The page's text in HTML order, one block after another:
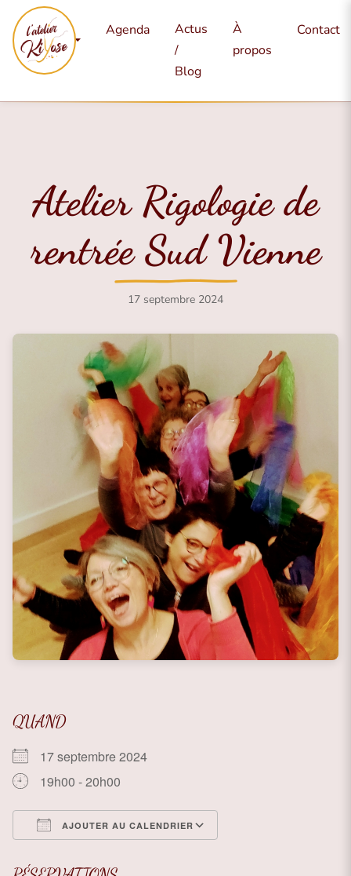
Mes
services
Agenda
Actus
/
Blog
À
propos
Contact
Atelier Rigologie de
rentrée Sud Vienne
17 septembre 2024
QUAND
17 septembre 2024
19h00 - 20h00
AJOUTER AU CALENDRIER